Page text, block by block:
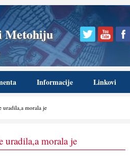
Metohiju
Informacije Linkovi
uradila,a morala je
uradila,a morala je